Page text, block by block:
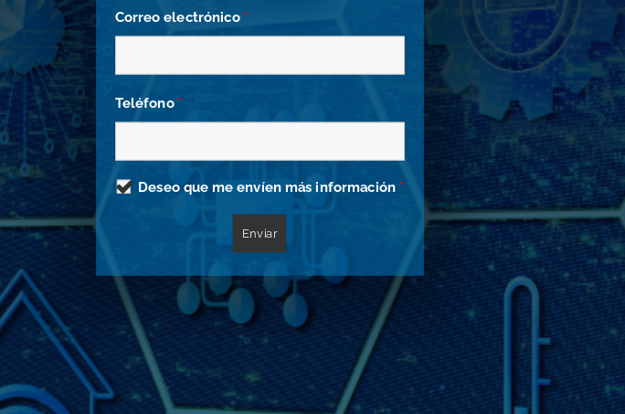
Correo electrónico *
Teléfono *
Deseo que me envíen más información *